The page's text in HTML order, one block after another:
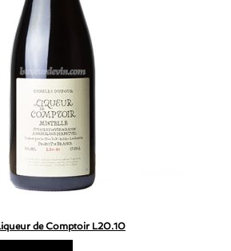
de Comptoir L20.10